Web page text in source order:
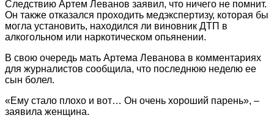
Следствию Артем Леванов заявил, что ничего не помнит.
Он также отказался проходить медэкспертизу, которая бы
могла установить, находился ли виновник ДТП в
алкогольном или наркотическом опьянении.
В свою очередь мать Артема Леванова в комментариях
для журналистов сообщила, что последнюю неделю ее
сын болел.
«Ему стало плохо и вот… Он очень хороший парень», –
заявила женщина.